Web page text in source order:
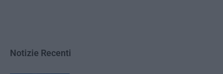
Notizie Recenti